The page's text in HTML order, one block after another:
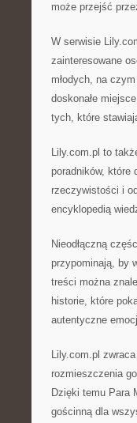
może przejść
W serwisie
zainteresowane
młodych, na
doskonałe
tych, które
Lily.com.pl to
poradników, które
rzeczywistości i
encyklopedią
Nieodłączną
przypominają, by
treści można
historie, które
autentyczne
Lily.com.pl
rozmieszczenia
Dzięki temu Para
gościnną dla